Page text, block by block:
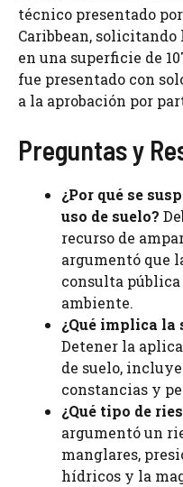
técnico presentado
Caribbean, solicitando
en una superficie de
fue presentado con
a la aprobación por
Preguntas y
¿Por qué se
uso de suelo?
recurso de
argumentó que
consulta
ambiente.
¿Qué implica la
Detener la
de suelo,
constancias y
¿Qué tipo de
argumentó un
manglares,
hídricos y la